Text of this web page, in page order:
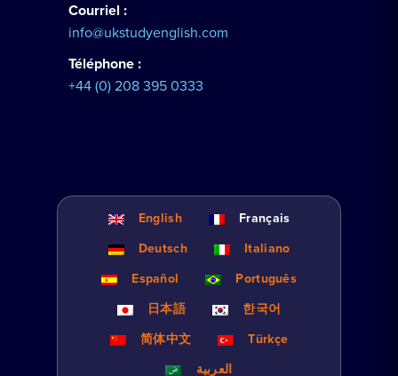
Courriel :
info@ukstudyenglish.com
Téléphone :
+44 (0) 208 395 0333
English
Français
Deutsch
Italiano
Español
Português
日本語
한국어
简体中文
Türkçe
العربية